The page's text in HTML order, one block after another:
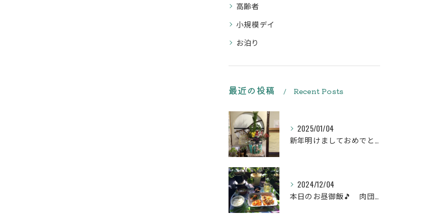
高齢者
小規模デイ
お泊り
最近の投稿 Recent Posts
2025/01/04
新年明けましておめでとうございます
2024/12/04
本日のお昼御飯🎵 肉団子和風旨煮等などです♪